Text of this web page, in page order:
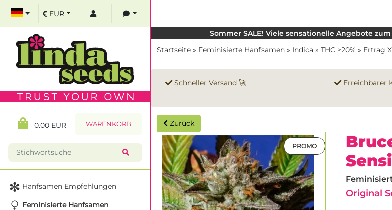
Sommer SALE! Viele sensationelle Angebote
Startseite » Feminisierte Hanfsamen » Indica » THC >20% » Ertrag
Schneller Versand 🚀 Erreichbarer
Zurück
PROMO
Original
EUR
0.00 EUR WARENKORB
Hanfsamen Empfehlungen
Feminisierte Hanfsamen